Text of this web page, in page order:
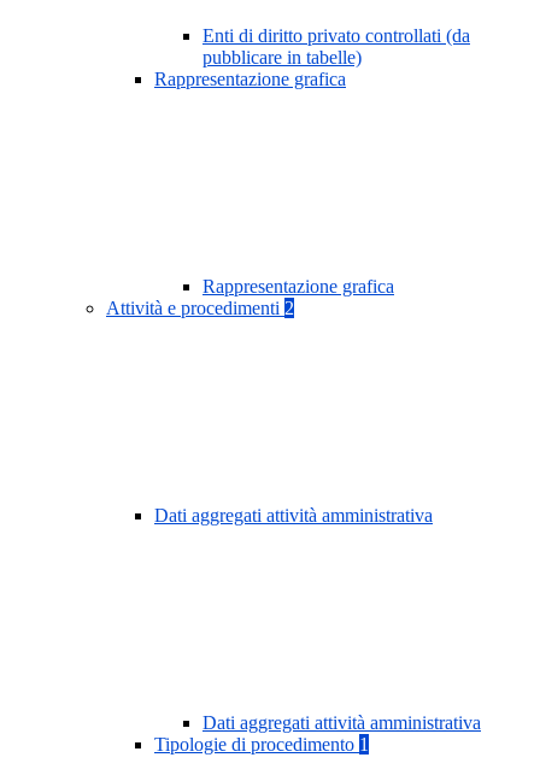
Enti di diritto privato controllati (da
pubblicare in tabelle)
Rappresentazione grafica
Rappresentazione grafica
Attività e procedimenti 2
Dati aggregati attività amministrativa
Dati aggregati attività amministrativa
Tipologie di procedimento 1